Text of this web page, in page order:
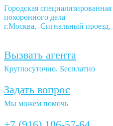
Городская
похоронного дела
г.Москва, Сигнальный проезд,
Вызвать агента
Круглосуточно. Бесплатно
Задать вопрос
Мы можем помочь